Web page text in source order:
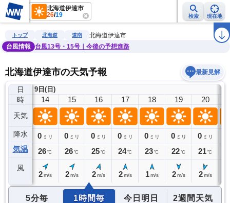
北海道伊達市
26/19 検索 現在地
雨雲レーダー 台風情報 地震情報 ラ
トップ 北海道 道南
北海道伊達市
台風情報
台風13号・15号｜今後の予想進路
北海道伊達市の天気予報 最新見解
日
時
天気
降水
気温
風
9日(日)
13
0ミリ
26℃
14
0 ミリ
26℃
2 m/s
15
0 ミリ
26℃
2 m/s
16
0 ミリ
25℃
2 m/s
17
0 ミリ
24℃
2 m/s
18
0 ミリ
23℃
1 m/s
19
0 ミリ
22℃
2 m/s
20
0 ミリ
21℃
2 m/s
5分毎 1時間毎 今日明日 2週間天気